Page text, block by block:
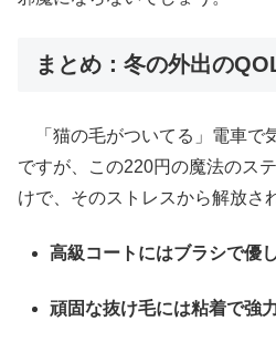
まとめ：冬の外出の
「猫の毛がついてる」電車で
ですが、この220円の魔法のス
けで、そのストレスから解放さ
高級コートにはブラシで優
頑固な抜け毛には粘着で強